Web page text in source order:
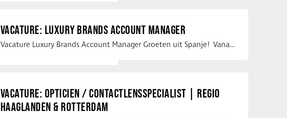
VACATURE: LUXURY BRANDS ACCOUNT MANAGER
Vacature Luxury Brands Account Manager Groeten uit Spanje! Vanaf mijn …
VACATURE: OPTICIEN / CONTACTLENSSPECIALIST | REGIO
HAAGLANDEN & ROTTERDAM